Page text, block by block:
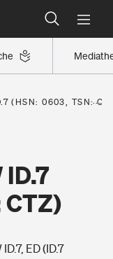
(HSN: 0603, TSN:
CTZ)
ED (ID.7